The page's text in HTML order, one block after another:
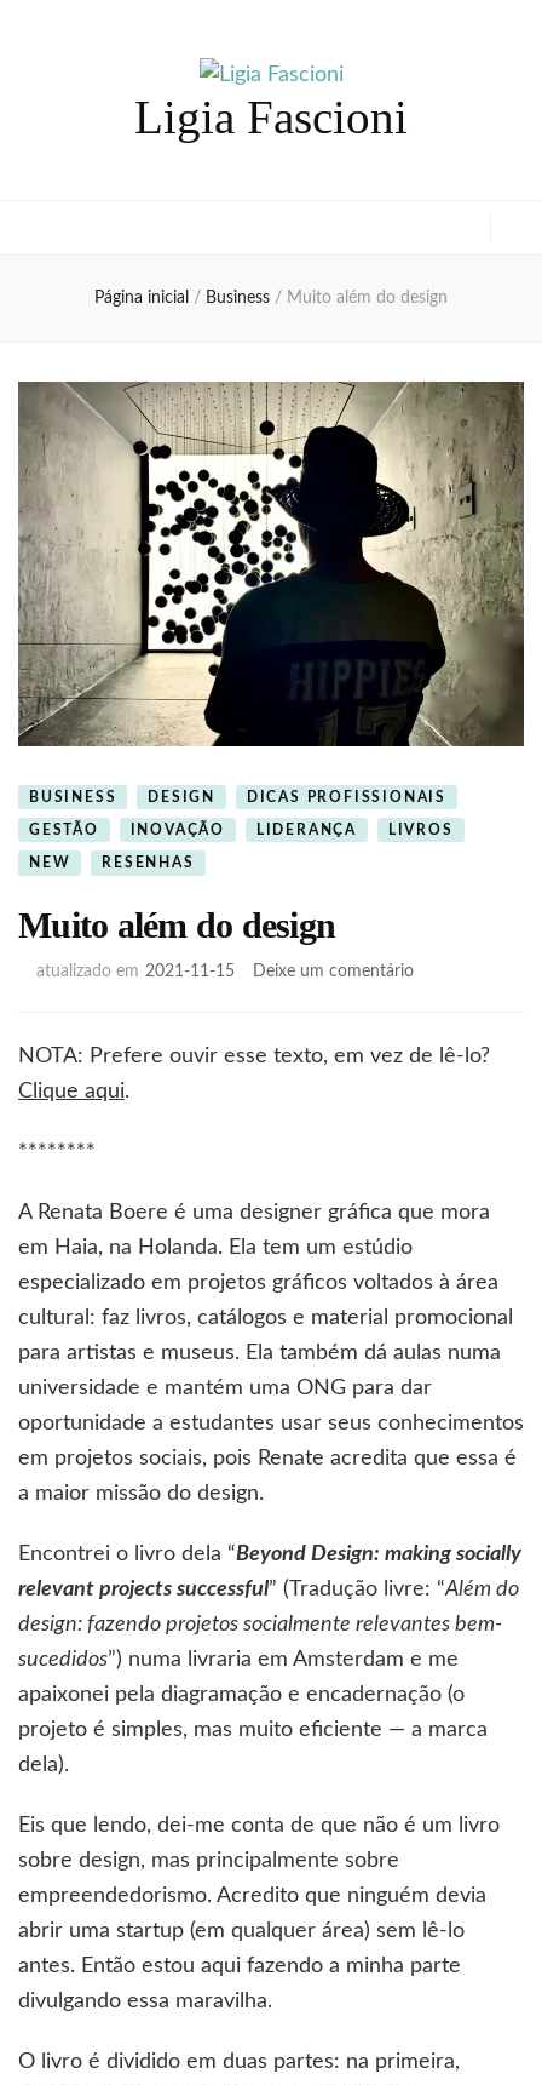
Ligia Fascioni
Página inicial / Business / Muito além do design
BUSINESS DESIGN DICAS PROFISSIONAIS
GESTÃO INOVAÇÃO LIDERANÇA LIVROS
NEW RESENHAS
Muito além do design
atualizado em 2021-11-15 Deixe um comentárioem
do
NOTA: Prefere ouvir esse texto, em vez de lê-lo?
Clique aqui.
********
A Renata Boere é uma designer gráfica que mora
em Haia, na Holanda. Ela tem um estúdio
especializado em projetos gráficos voltados à área
cultural: faz livros, catálogos e material promocional
para artistas e museus. Ela também dá aulas numa
universidade e mantém uma ONG para dar
oportunidade a estudantes usar seus conhecimentos
em projetos sociais, pois Renate acredita que essa é
a maior missão do design.
Encontrei o livro dela “Beyond Design: making socially
relevant projects successful” (Tradução livre: “Além do
design: fazendo projetos socialmente relevantes bem-
sucedidos”) numa livraria em Amsterdam e me
apaixonei pela diagramação e encadernação (o
projeto é simples, mas muito eficiente — a marca
dela).
Eis que lendo, dei-me conta de que não é um livro
sobre design, mas principalmente sobre
empreendedorismo. Acredito que ninguém devia
abrir uma startup (em qualquer área) sem lê-lo
antes. Então estou aqui fazendo a minha parte
divulgando essa maravilha.
O livro é dividido em duas partes: na primeira,